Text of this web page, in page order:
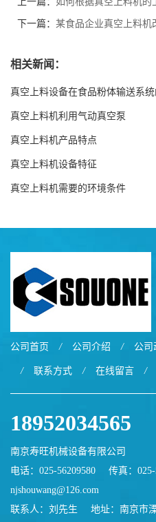
下一篇： 某食品企业真空上料机
相关新闻：
真空上料设备在食品粉体输送系统
真空上料机利用气动真空泵
真空上料机产品特点
真空上料机设备特征
真空上料机需要的环境条件
公司首页 / 公司介绍 / 公司
/ 联系方式 / 在线留言 /
18952034565
南京寿旺机械设备有限公司
电话：025-56209580
传真：
njshouwang@126.com
联系人：刘先生
地址：南京市